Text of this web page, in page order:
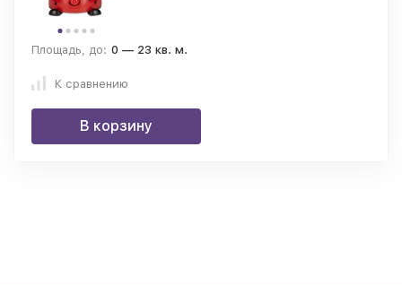
Площадь, до: 0 — 23 кв. м.
К сравнению
В корзину